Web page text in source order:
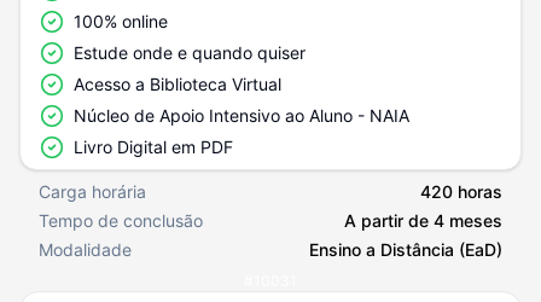
100% online
Estude onde e quando quiser
Acesso a Biblioteca Virtual
Núcleo de Apoio Intensivo ao Aluno - NAIA
Livro Digital em PDF
Carga horária
420 horas
Tempo de conclusão
A partir de 4 meses
Modalidade
Ensino a Distância (EaD)